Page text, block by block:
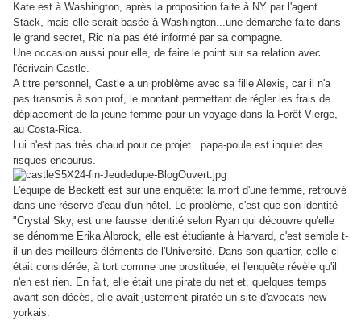
Kate est à Washington, après la proposition faite à NY par l'agent
Stack, mais elle serait basée à Washington...une démarche faite dans
le grand secret, Ric n'a pas été informé par sa compagne.
Une occasion aussi pour elle, de faire le point sur sa relation avec
l'écrivain Castle.
A titre personnel, Castle a un problème avec sa fille Alexis, car il n'a
pas transmis à son prof, le montant permettant de régler les frais de
déplacement de la jeune-femme pour un voyage dans la Forêt Vierge,
au Costa-Rica.
Lui n'est pas très chaud pour ce projet...papa-poule est inquiet des
risques encourus.
L'équipe de Beckett est sur une enquête: la mort d'une femme, retrouvé
dans une réserve d'eau d'un hôtel. Le problème, c'est que son identité
"Crystal Sky, est une fausse identité selon Ryan qui découvre qu'elle
se dénomme Erika Albrock, elle est étudiante à Harvard, c'est semble t-
il un des meilleurs éléments de l'Université. Dans son quartier, celle-ci
était considérée, à tort comme une prostituée, et l'enquête révèle qu'il
n'en est rien. En fait, elle était une pirate du net et, quelques temps
avant son décès, elle avait justement piratée un site d'avocats new-
yorkais.